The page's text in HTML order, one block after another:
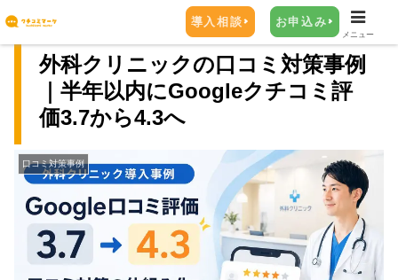
外科クリニックの口コミ対策事例
｜半年以内にGoogleクチコミ評
価3.7から4.3へ
口コミ対策事例
導入相談 お申込み
メニュー